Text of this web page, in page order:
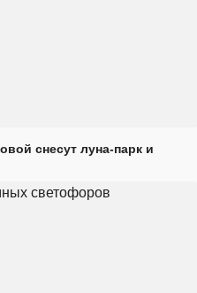
снесут луна-парк и